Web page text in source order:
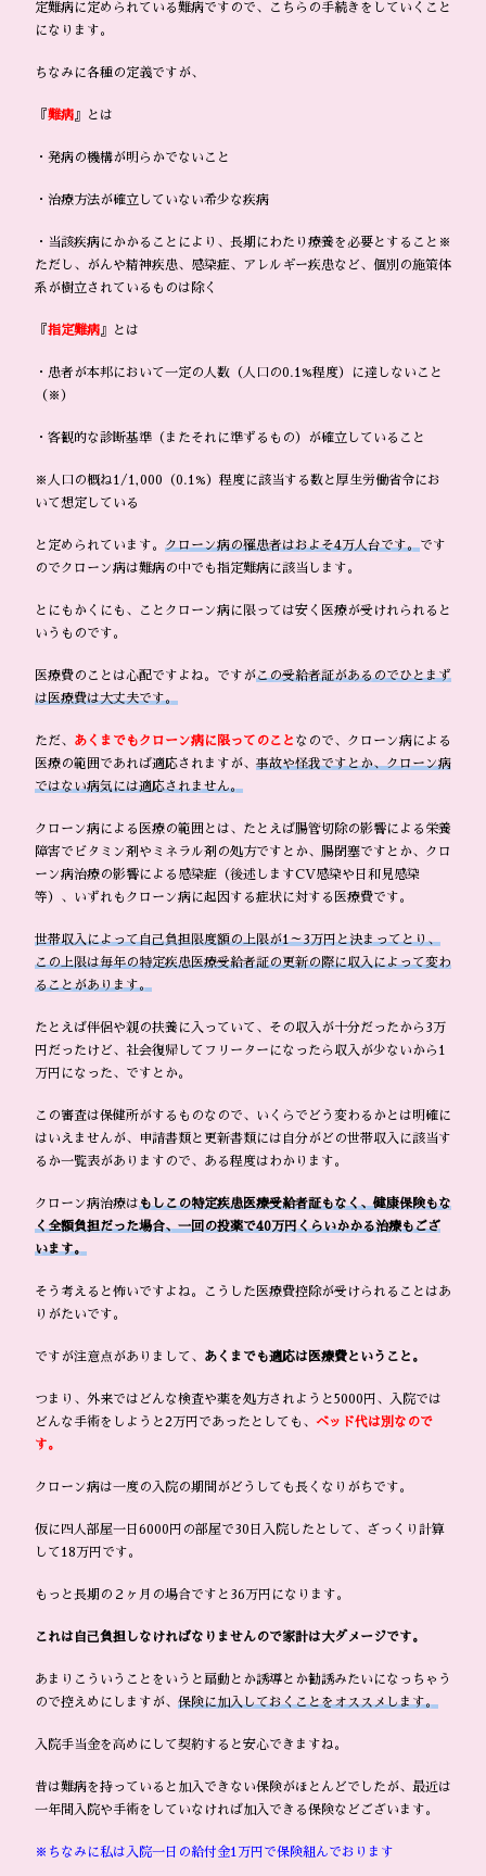
定難病に定められている難病ですので、こちらの手続きをしていくこと
になります。
ちなみに各種の定義ですが、
難病』とは
・発病の機構が明らかでないこと
・治療方法が確立していない希少な疾病
・当該疾病にかかることにより、長期にわたり療養を必要とすること※
ただし、がんや精神疾患、感染症、アレルギー疾患など、個別の施策体
系が樹立されているものは除く
指定難病』とは
・患者が本邦において一定の人数（人口の0.1%程度）に達しないこと
（※）
・客観的な診断基準（またそれに準ずるもの）が確立していること
※人口の概ね1/1,000（0.1%）程度に該当する数と厚生労働省令にお
いて想定している
と定められています。 クローン病の罹患者はおよそ4万人台です。です
のでクローン病は難病の中でも指定難病に該当します。
とにもかくにも、ことクローン病に限っては安く医療が受けれられると
いうものです。
医療費のことは心配ですよね。ですがこの受給者証があるのでひとまず
は医療費は大丈夫です。
ただ、 あくまでもクローン病に限ってのこと なので、クローン病による
医療の範囲であれば適応されますが、 事故や怪我ですとか、クローン病
ではない病気には適応されません。
クローン病による医療の範囲とは、たとえば腸管切除の影響による栄養
障害でビタミン剤やミネラル剤の処方ですとか、腸閉塞ですとか、クロ
ーン病治療の影響による感染症（後述しますCV感染や日和見感染
等）、いずれもクローン病に起因する症状に対する医療費です。
世帯収入によって自己負担限度額の上限が1～3万円と決まってとり、
この上限は毎年の特定疾患医療受給者証の更新の際に収入によって変わ
ることがあります。
たとえば伴侶や親の扶養に入っていて、その収入が十分だったから3万
円だったけど、社会復帰してフリーターになったら収入が少ないから1
万円になった、ですとか。
この審査は保健所がするものなので、いくらでどう変わるかとは明確に
はいえませんが、申請書類と更新書類には自分がどの世帯収入に該当す
るか一覧表がありますので、ある程度はわかります。
クローン病治療はもしこの特定疾患医療受給者証もなく、健康保険もな
く全額負担だった場合、一回の投薬で40万円くらいかかる治療もござ
います。
そう考えると怖いですよね。こうした医療費控除が受けられることはあ
りがたいです。
ですが注意点がありまして、 あくまでも適応は医療費ということ。
つまり、外来ではどんな検査や薬を処方されようと5000円、入院では
どんな手術をしようと2万円であったとしても、 ベッド代は別なので
す。
クローン病は一度の入院の期間がどうしても長くなりがちです。
仮に四人部屋一日6000円の部屋で30日入院したとして、ざっくり計算
して18万円です。
もっと長期の２ヶ月の場合ですと36万円になります。
これは自己負担しなければなりませんので家計は大ダメージです。
あまりこういうことをいうと扇動とか誘導とか勧誘みたいになっちゃう
ので控えめにしますが、 保険に加入しておくことをオススメします。
入院手当金を高めにして契約すると安心できますね。
昔は難病を持っていると加入できない保険がほとんどでしたが、最近は
一年間入院や手術をしていなければ加入できる保険などございます。
※ちなみに私は入院一日の給付金1万円で保険組んでおります